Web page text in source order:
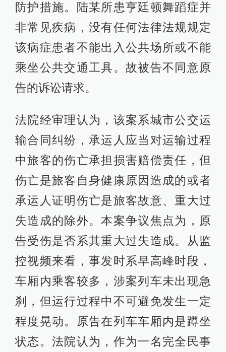
防护措施。陆某所患亨廷顿舞蹈症并
非常见疾病，没有任何法律法规规定
该病症患者不能出入公共场所或不能
乘坐公共交通工具。故被告不同意原
告的诉讼请求。
法院经审理认为，该案系城市公交运
输合同纠纷，承运人应当对运输过程
中旅客的伤亡承担损害赔偿责任，但
伤亡是旅客自身健康原因造成的或者
承运人证明伤亡是旅客故意、重大过
失造成的除外。本案争议焦点为，原
告受伤是否系其重大过失造成。从监
控视频来看，事发时系早高峰时段，
车厢内乘客较多，涉案列车未出现急
刹，但运行过程中不可避免发生一定
程度晃动。原告在列车车厢内是蹲坐
状态。法院认为，作为一名完全民事